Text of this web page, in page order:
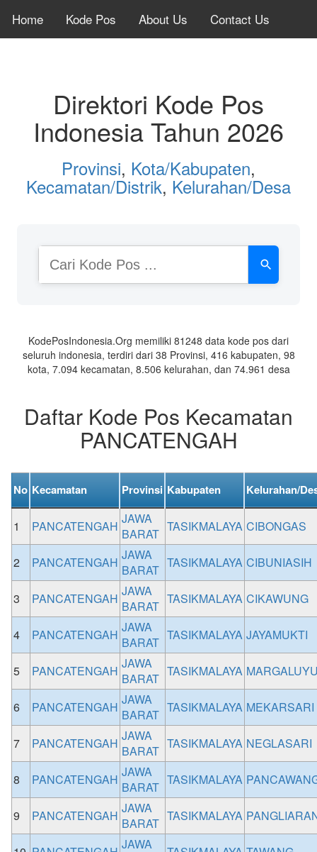
Home Kode Pos About Us Contact Us
Direktori Kode Pos
Indonesia Tahun 2026
Provinsi, Kota/Kabupaten,
Kecamatan/Distrik, Kelurahan/Desa
Cari
Kode
Pos
KodePosIndonesia.Org memiliki 81248 data kode pos dari
seluruh indonesia, terdiri dari 38 Provinsi, 416 kabupaten, 98
kota, 7.094 kecamatan, 8.506 kelurahan, dan 74.961 desa
Daftar Kode Pos Kecamatan
PANCATENGAH
No Kecamatan Provinsi Kabupaten Kelurahan/
1 PANCATENGAH JAWA
BARAT TASIKMALAYA CIBONGAS
2 PANCATENGAH JAWA
BARAT TASIKMALAYA CIBUNIASIH
3 PANCATENGAH JAWA
BARAT TASIKMALAYA CIKAWUNG
4 PANCATENGAH JAWA
BARAT TASIKMALAYA JAYAMUKTI
5 PANCATENGAH JAWA
BARAT TASIKMALAYA
6 PANCATENGAH JAWA
BARAT TASIKMALAYA MEKARSARI
7 PANCATENGAH JAWA
BARAT TASIKMALAYA NEGLASARI
8 PANCATENGAH JAWA
BARAT TASIKMALAYA
9 PANCATENGAH JAWA
BARAT TASIKMALAYA
JAWA